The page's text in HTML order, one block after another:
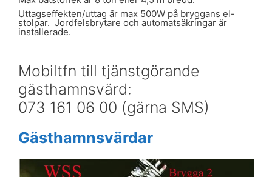
Uttagseffekten/uttag är max 500W på bryggans el-
stolpar. Jordfelsbrytare och automatsäkringar är
installerade.
Mobiltfn till tjänstgörande
gästhamnsvärd:
073 161 06 00 (gärna SMS)
Gästhamnsvärdar